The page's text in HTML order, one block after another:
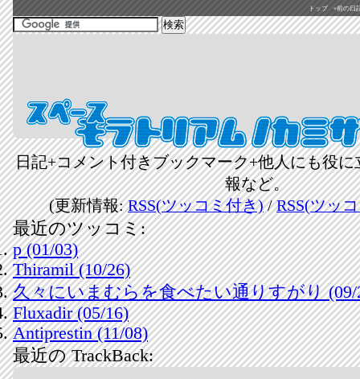
トップ «前の日
日記+コメント付きブックマーク+他人にも役
報など。
(更新情報:RSS(ツッコミ付き)/RSS(ツッ
最近のツッコミ:
p (01/03)
Thiramil (10/26)
久々にいまむらを食べたい通りすがり (09/
Fluxadir (05/16)
Antiprestin (11/08)
最近の TrackBack: